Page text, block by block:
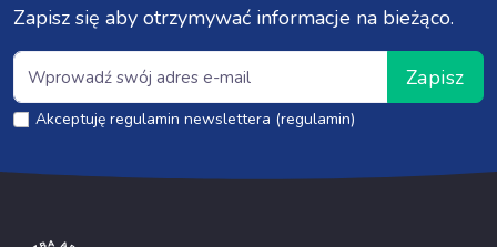
Zapisz się aby otrzymywać informacje na bieżąco.
Zapisz
Akceptuję regulamin newslettera (regulamin)